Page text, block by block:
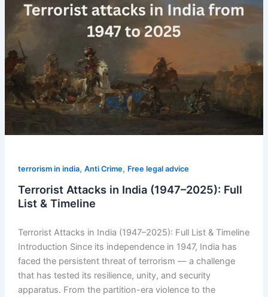
terrorism in india, Anti Crime, Free legal advice
Terrorist Attacks in India (1947–2025): Full
List & Timeline
Terrorist Attacks in India (1947–2025): Full List & Timeline
Introduction Since its independence in 1947, India has
faced the persistent threat of terrorism — a challenge
that has tested its resilience, unity, and security
apparatus. From the partition-era violence to the
India
(1947–
2025):
Full
List
Timeline